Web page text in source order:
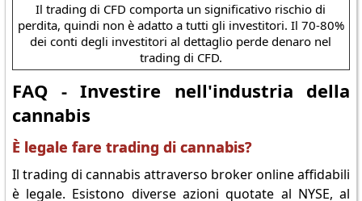
Il trading di CFD comporta un significativo rischio di
perdita, quindi non è adatto a tutti gli investitori. Il 70-80%
dei conti degli investitori al dettaglio perde denaro nel
trading di CFD.
FAQ - Investire nell'industria della
cannabis
È legale fare trading di cannabis?
Il trading di cannabis attraverso broker online affidabili
è legale. Esistono diverse azioni quotate al NYSE, al